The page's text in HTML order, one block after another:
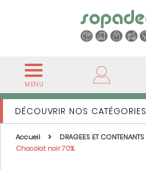
MENU
DÉCOUVRIR NOS CATÉGORIES
Accueil DRAGEES ET CONTENANTS
Chocolat noir 70%